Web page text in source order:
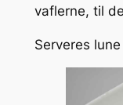
vaflerne, til
Serveres